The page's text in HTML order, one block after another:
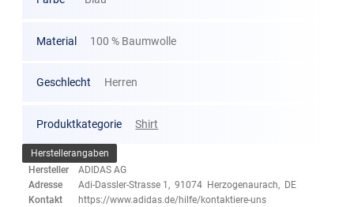
Material 100 % Baumwolle
Geschlecht Herren
Produktkategorie Shirt
Herstellerangaben
Hersteller
ADIDAS AG
Adresse
Adi-Dassler-Strasse 1, 91074 Herzogenaurach, DE
Kontakt
https://www.adidas.de/hilfe/kontaktiere-uns